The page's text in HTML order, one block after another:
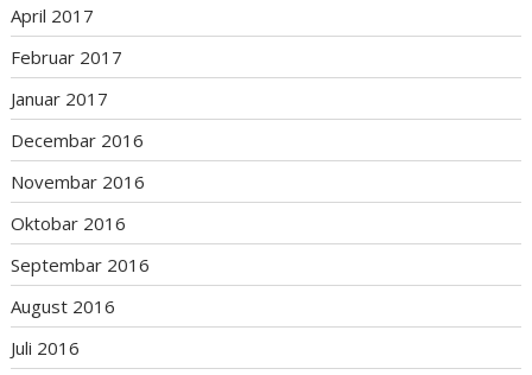
April 2017
Februar 2017
Januar 2017
Decembar 2016
Novembar 2016
Oktobar 2016
Septembar 2016
August 2016
Juli 2016